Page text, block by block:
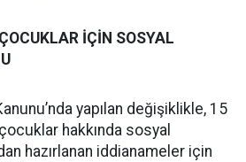
İÇİN SOSYAL
yapılan değişiklikle, 15
hakkında sosyal
hazırlanan iddianameler için